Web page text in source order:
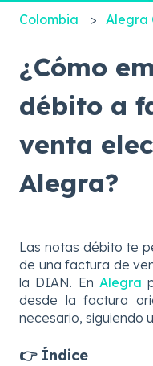
Colombia Alegra
¿Cómo
débito a
venta
Alegra?
Las notas débito te
de una factura de
la DIAN. En Alegra
desde la factura
necesario, siguiendo
👉 Índice